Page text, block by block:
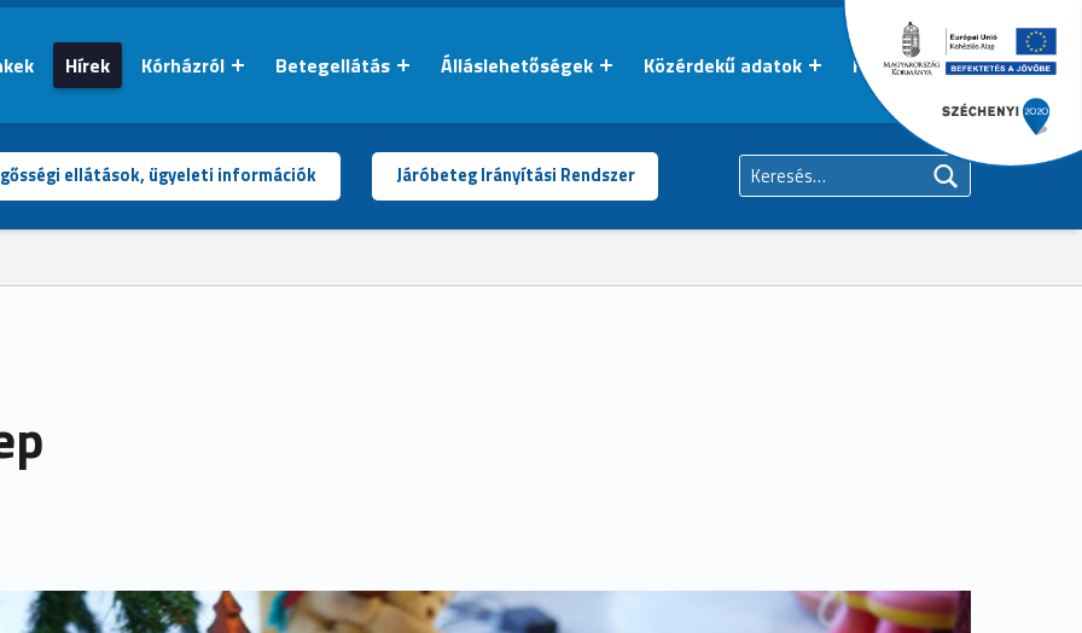
Hírek Kórházról Betegellátás Álláslehetőségek Közérdekű adatok Kapcsolat
ellátások, ügyeleti információk Járóbeteg Irányítási Rendszer